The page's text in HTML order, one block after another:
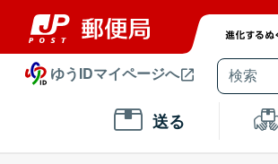
ゆうIDマイページへ
送る